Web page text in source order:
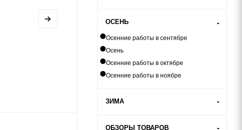
ОСЕНЬ
Осенние работы в сентябре
Осень
Осенние работы в октябре
Осенние работы в ноябре
ЗИМА
ОБЗОРЫ ТОВАРОВ